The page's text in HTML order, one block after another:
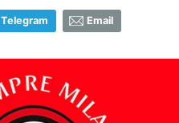
Telegram Email